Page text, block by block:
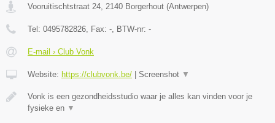
Vooruitischtstraat 24 2140 Borgerhout (Antwerpen)
Tel: 0495782826 , Fax: - , BTW-nr: -
E-mail › Club Vonk
Website: https://clubvonk.be/ | Screenshot ▼
Vonk is een gezondheidsstudio waar je alles kan vinden voor je
fysieke en ▼